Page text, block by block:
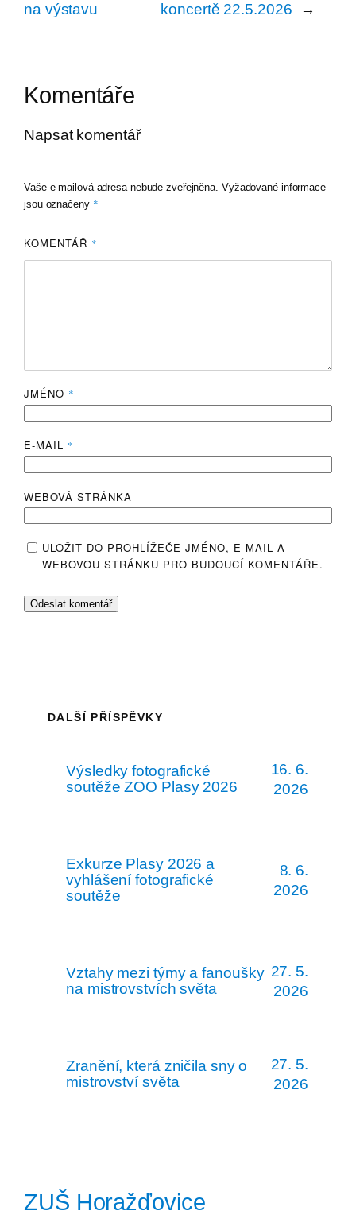
na výstavu
koncertě 22.5.2026
→
Komentáře
Napsat komentář
Vaše e-mailová adresa nebude zveřejněna. Vyžadované informace
jsou označeny *
KOMENTÁŘ *
JMÉNO *
E-MAIL *
WEBOVÁ STRÁNKA
ULOŽIT DO PROHLÍŽEČE JMÉNO, E-MAIL A
WEBOVOU STRÁNKU PRO BUDOUCÍ KOMENTÁŘE.
DALŠÍ PŘÍSPĚVKY
Výsledky fotografické
soutěže ZOO Plasy 2026
16. 6.
2026
Exkurze Plasy 2026 a
vyhlášení fotografické
soutěže
8. 6.
2026
Vztahy mezi týmy a fanoušky
na mistrovstvích světa
27. 5.
2026
Zranění, která zničila sny o
mistrovství světa
27. 5.
2026
ZUŠ Horažďovice